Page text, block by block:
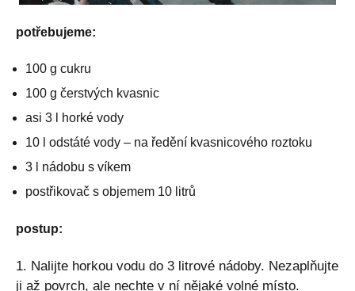
potřebujeme:
100 g cukru
100 g čerstvých kvasnic
asi 3 l horké vody
10 l odstáté vody – na ředění kvasnicového roztoku
3 l nádobu s víkem
postřikovač s objemem 10 litrů
postup:
1. Nalijte horkou vodu do 3 litrové nádoby. Nezaplňujte
ji až povrch, ale nechte v ní nějaké volné místo.